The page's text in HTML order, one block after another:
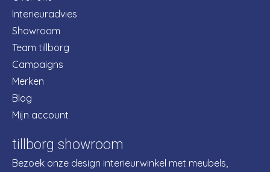
Interieuradvies
Showroom
Team tillborg
Campaigns
Merken
Blog
Mijn account
tillborg showroom
Bezoek onze design interieurwinkel met meubels,